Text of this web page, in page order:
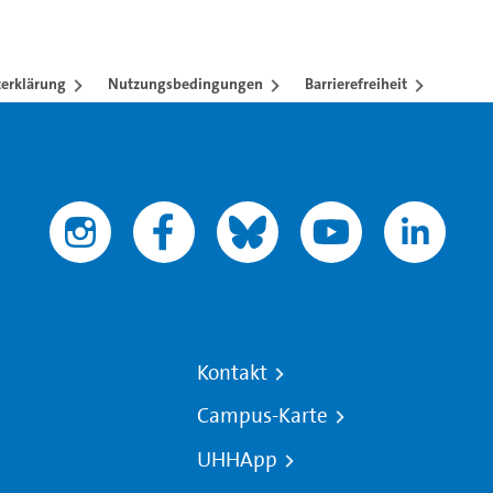
Nutzungsbedingungen Barrierefreiheit
Kontakt
Campus-Karte
UHHApp